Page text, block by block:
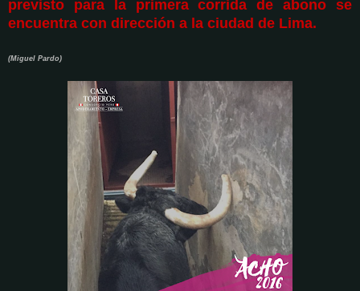
previsto para la primera corrida de abono se
encuentra con dirección a la ciudad de Lima.
(Miguel Pardo)